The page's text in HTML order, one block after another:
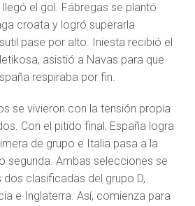
el gol. Fábregas se plantó
croata y logró superarla
pase por alto. Iniesta recibió el
asistió a Navas para que
respiraba por fin.
se vivieron con la tensión propia
Con el pitido final, España logra
de grupo e Italia pasa a la
segunda. Ambas selecciones se
dos clasificadas del grupo D,
e Inglaterra. Así, comienza para